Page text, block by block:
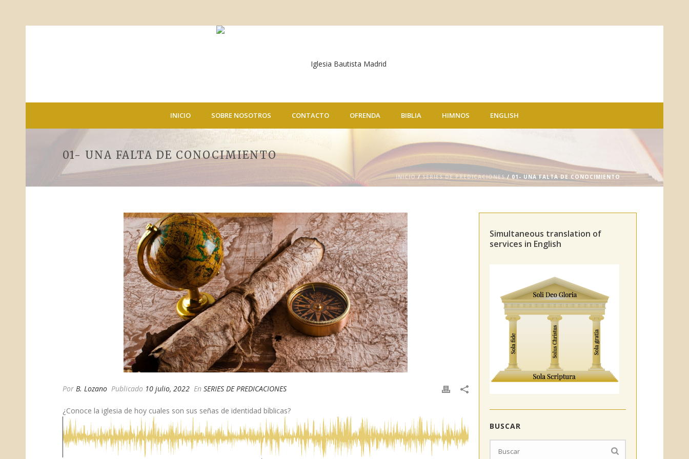
INICIO SOBRE NOSOTROS CONTACTO OFRENDA BIBLIA HIMNOS ENGLISH
01- UNA FALTA DE CONOCIMIENTO
INICIO/SERIES DE PREDICACIONES/ 01- UNA FALTA DE CONOCIMIENTO
Por B. Lozano Publicado 10 julio, 2022 En SERIES DE PREDICACIONES
¿Conoce la iglesia de hoy cuales son sus señas de identidad bíblicas?
Simultaneous translation of
services in English
BUSCAR